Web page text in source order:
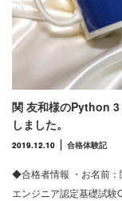
関 友和様のPython 3
しました。
2019.12.10 合格体験記
◆合格者情報 ・お名前：
エンジニア認定基礎試